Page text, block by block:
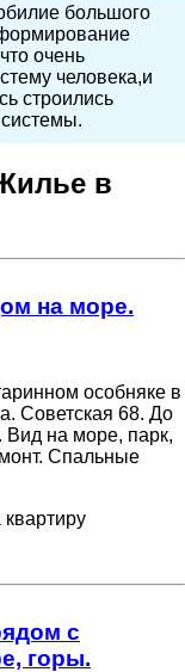
большого
очень
человека,и
строились
в
на море.
особняке в
Советская 68. До
Вид на море, парк,
Спальные
квартиру
с
горы.